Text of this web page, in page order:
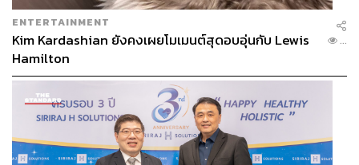
ENTERTAINMENT
Kim Kardashian ยังคงเผยโมเมนต์สุดอบอุ่นกับ Lewis
Hamilton
...